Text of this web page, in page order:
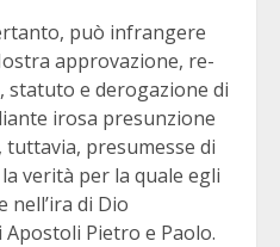
può infrangere
approvazione, re-
statuto e derogazione di
irosa presunzione
presumesse di
verità per la quale egli
nell’ira di Dio
Pietro e Paolo.